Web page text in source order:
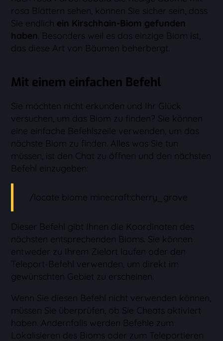
rosa Blättern sehen, können Sie sicher sein, dass
Sie endlich ein Kirschhain-Biom gefunden
haben. Besonders weil es das einzige Biom ist,
das diese Art von Bäumen beherbergt.
Mit einem einfachen Befehl
Sie möchten nicht erkunden und Ihr Glück
versuchen, um das Biom zu finden? Sie können
eine einfache Befehlszeile verwenden, um das
nächste Biom zu finden. Alles was Sie tun
müssen, ist den Chat zu öffnen und den nächsten
Befehl einzugeben:
/locate biome minecraft:cherry_grove
Dieser Befehl gibt Ihnen die Koordinaten des
nächsten entsprechenden Bioms. Sie können
entweder zu Ihrem Zielort laufen oder den
Teleport-Befehl verwenden, um direkt im
gewünschten Gebiet zu erscheinen.
Wenn Sie diesen Befehl nicht verwenden können,
müssen Sie überprüfen, ob Sie Cheats aktiviert
haben. Andernfalls werden Befehle zum
Lokalisieren des Bioms oder zum Teleportieren